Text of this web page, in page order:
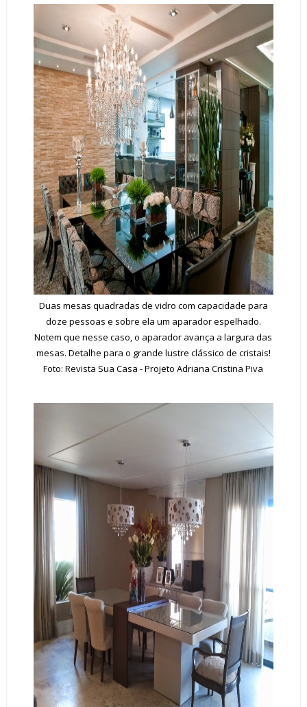
Duas mesas quadradas de vidro com capacidade para
doze pessoas e sobre ela um aparador espelhado.
Notem que nesse caso, o aparador avança a largura das
mesas. Detalhe para o grande lustre clássico de cristais!
Foto:Revista Sua Casa - Projeto Adriana Cristina Piva